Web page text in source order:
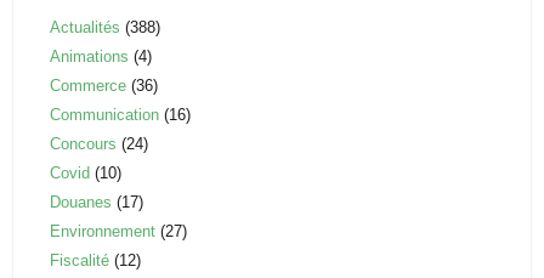
Actualités (388)
Animations (4)
Commerce (36)
Communication (16)
Concours (24)
Covid (10)
Douanes (17)
Environnement (27)
Fiscalité (12)